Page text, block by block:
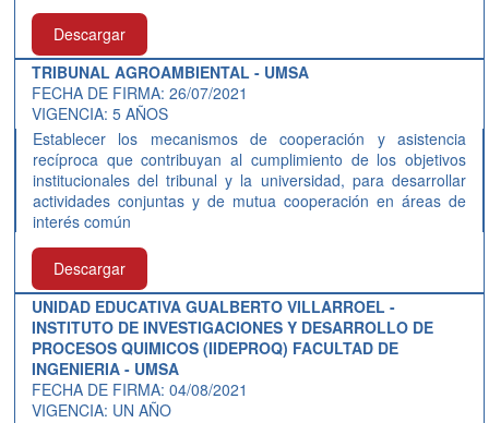
Descargar
TRIBUNAL AGROAMBIENTAL - UMSA
FECHA DE FIRMA: 26/07/2021
VIGENCIA: 5 AÑOS
Establecer los mecanismos de cooperación y asistencia
recíproca que contribuyan al cumplimiento de los objetivos
institucionales del tribunal y la universidad, para desarrollar
actividades conjuntas y de mutua cooperación en áreas de
interés común
Descargar
UNIDAD EDUCATIVA GUALBERTO VILLARROEL -
INSTITUTO DE INVESTIGACIONES Y DESARROLLO DE
PROCESOS QUIMICOS (IIDEPROQ) FACULTAD DE
INGENIERIA - UMSA
FECHA DE FIRMA: 04/08/2021
VIGENCIA: UN AÑO